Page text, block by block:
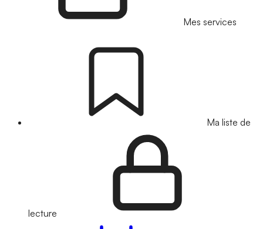
Mes services
Ma liste de
lecture